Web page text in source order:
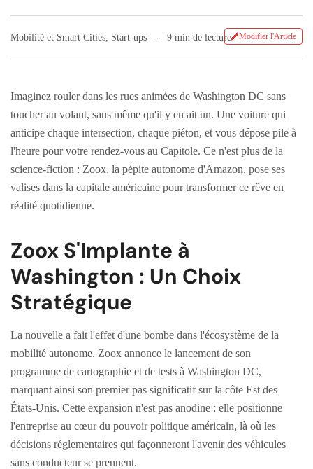
Mobilité et Smart Cities Start-ups 9 min de lecture Modifier l'Article
Imaginez rouler dans les rues animées de Washington DC sans
toucher au volant, sans même qu'il y en ait un. Une voiture qui
anticipe chaque intersection, chaque piéton, et vous dépose pile à
l'heure pour votre rendez-vous au Capitole. Ce n'est plus de la
science-fiction : Zoox, la pépite autonome d'Amazon, pose ses
valises dans la capitale américaine pour transformer ce rêve en
réalité quotidienne.
Zoox S'Implante à
Washington : Un Choix
Stratégique
La nouvelle a fait l'effet d'une bombe dans l'écosystème de la
mobilité autonome. Zoox annonce le lancement de son
programme de cartographie et de tests à Washington DC,
marquant ainsi son premier pas significatif sur la côte Est des
États-Unis. Cette expansion n'est pas anodine : elle positionne
l'entreprise au cœur du pouvoir politique américain, là où les
décisions réglementaires qui façonneront l'avenir des véhicules
sans conducteur se prennent.